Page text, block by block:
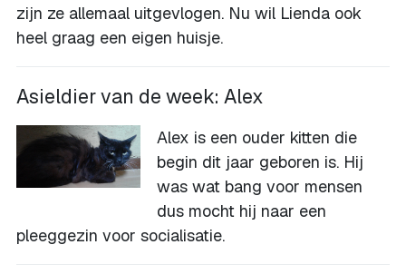
zijn ze allemaal uitgevlogen. Nu wil Lienda ook
heel graag een eigen huisje.
Asieldier van de week: Alex
Alex is een ouder kitten die
begin dit jaar geboren is. Hij
was wat bang voor mensen
dus mocht hij naar een
pleeggezin voor socialisatie.